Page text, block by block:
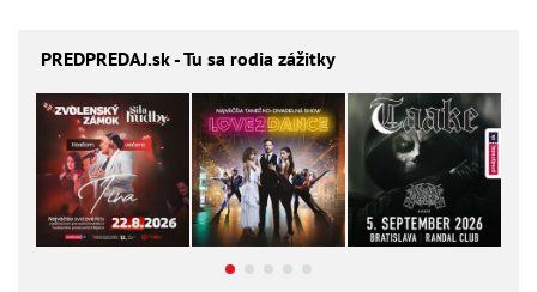
PREDPREDAJ.sk - Tu sa rodia zážitky